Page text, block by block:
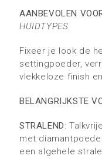
AANBEVOLEN
HUIDTYPES
Fixeer je look de
settingpoeder,
vlekkeloze finish
BELANGRIJKSTE
STRALEND:
met
een algehele